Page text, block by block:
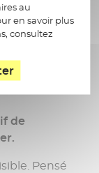
traçabilité,
contrainte
de
Pensé
au
en savoir plus
consultez